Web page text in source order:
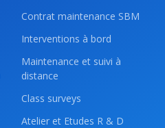
Contrat maintenance SBM
Interventions à bord
Maintenance et suivi à
distance
Class surveys
Atelier et Etudes R & D